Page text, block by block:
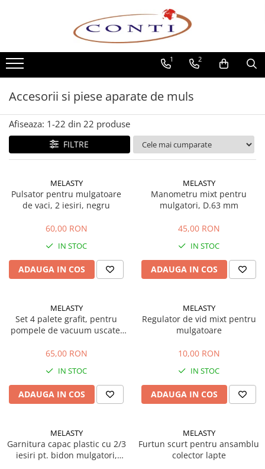
Toate Produsele
Casa si Gradina
Utilaje pentru gradina si accesorii
Atomizoare si Pulverizatoare
Despicatoare de lemne
Drujbe si fierastraie cu lant
Fierastraie pentru busteni
Foarfeci de gradina
Motocoase si accesorii
Motocositori
Motoburghie
Masini de batut stalpi
Sisteme combinate &
multifunctionale
Tractoare si Utilaje agricole
Accesorii utilaje de gradina
Articole de bucatarie
Afumatoare
Aparate de vidat
Feliatoare
Masini de taitei
Masini de tocat carne
Masini de umplut carnati
1 2
Accesorii si piese aparate de muls
Afiseaza: 1-22 din 22 produse
FILTRE
MELASTY
Pulsator pentru mulgatoare
de vaci, 2 iesiri, negru
60,00 RON
IN STOC
ADAUGA IN COS
MELASTY
Manometru mixt pentru
mulgatori, D.63 mm
45,00 RON
IN STOC
ADAUGA IN COS
MELASTY
Set 4 palete grafit, pentru
pompele de vacuum uscate,
65,00 RON
IN STOC
ADAUGA IN COS
MELASTY
Regulator de vid mixt pentru
mulgatoare
10,00 RON
IN STOC
ADAUGA IN COS
MELASTY
Garnitura capac plastic cu 2/3
iesiri pt. bidon mulgatori,
MELASTY
Furtun scurt pentru ansamblu
colector lapte